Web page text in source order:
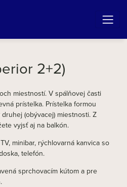
2+2)
miestností. V spálňovej časti
prístelka. Prístelka formou
(obývacej) miestnosti. Z
vyjsť aj na balkón.
minibar, rýchlovarná kanvica so
telefón.
sprchovacím kútom a pre